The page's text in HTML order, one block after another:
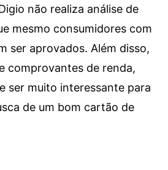
não realiza análise de
mesmo consumidores com
ser aprovados. Além disso,
comprovantes de renda,
ser muito interessante para
de um bom cartão de